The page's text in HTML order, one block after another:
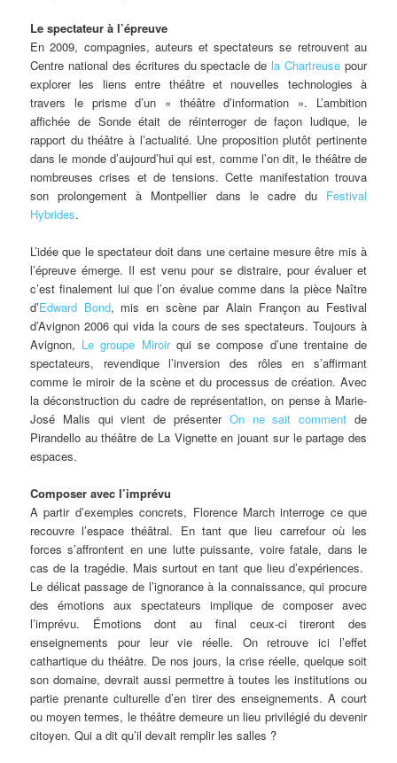
Le spectateur à l’épreuve
En 2009, compagnies, auteurs et spectateurs se retrouvent au
Centre national des écritures du spectacle dela Chartreuse pour
explorer les liens entre théâtre et nouvelles technologies à
travers le prisme d’un « théâtre d’information ». L’ambition
affichée de Sonde était de réinterroger de façon ludique, le
rapport du théâtre à l’actualité. Une proposition plutôt pertinente
dans le monde d’aujourd’hui qui est, comme l’on dit, le théâtre de
nombreuses crises et de tensions. Cette manifestation trouva
son prolongement à Montpellier dans le cadre du Festival
Hybrides.
L’idée que le spectateur doit dans une certaine mesure être mis à
l’épreuve émerge. Il est venu pour se distraire, pour évaluer et
c’est finalement lui que l’on évalue comme dans la pièce Naître
d’Edward Bond, mis en scène par Alain Françon au Festival
d’Avignon 2006 qui vida la cours de ses spectateurs. Toujours à
Avignon, Le groupe Miroirqui se compose d’une trentaine de
spectateurs, revendique l’inversion des rôles en s’affirmant
comme le miroir de la scène et du processus de création. Avec
la déconstruction du cadre de représentation, on pense à Marie-
José Malis qui vient de présenter On ne sait comment de
Pirandello au théâtre de La Vignette en jouant sur le partage des
espaces.
Composer avec l’imprévu
A partir d’exemples concrets, Florence March interroge ce que
recouvre l’espace théâtral. En tant que lieu carrefour où les
forces s’affrontent en une lutte puissante, voire fatale, dans le
cas de la tragédie. Mais surtout en tant que lieu d’expériences.
Le délicat passage de l’ignorance à la connaissance, qui procure
des émotions aux spectateurs implique de composer avec
l’imprévu. Émotions dont au final ceux-ci tireront des
enseignements pour leur vie réelle. On retrouve ici l’effet
cathartique du théâtre. De nos jours, la crise réelle, quelque soit
son domaine, devrait aussi permettre à toutes les institutions ou
partie prenante culturelle d’en tirer des enseignements. A court
ou moyen termes, le théâtre demeure un lieu privilégié du devenir
citoyen. Qui a dit qu’il devait remplir les salles ?